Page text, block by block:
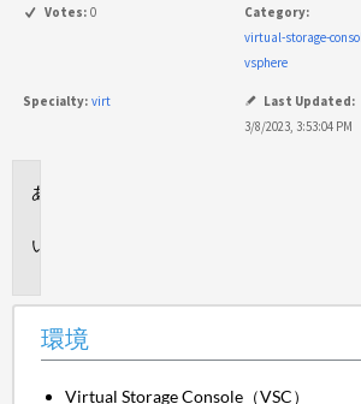
Votes: 0
Category:
virtual-storage-
vsphere
Specialty: virt
Last Updated:
3/8/2023, 3:53:04 PM
環境
Virtual Storage Console（VSC）